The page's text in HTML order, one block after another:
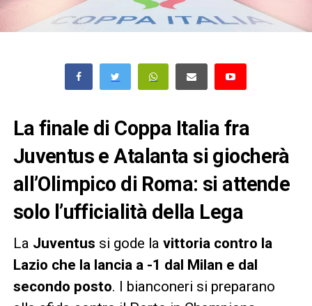
La finale di Coppa Italia fra
Juventus e Atalanta si giocherà
all’Olimpico di Roma: si attende
solo l’ufficialità della Lega
La Juventus si gode la vittoria contro la
Lazio che la lancia a -1 dal Milan e dal
secondo posto. I bianconeri si preparano